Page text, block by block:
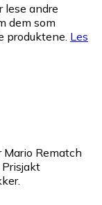
lese andre
dem som
produktene. Les
Mario Rematch
Prisjakt